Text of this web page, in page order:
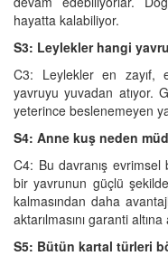
hayatta kalabiliyor.
S3: Leylekler hangi
C3: Leylekler en zayıf,
yavruyu yuvadan atıyor.
yeterince beslenemeyen
S4: Anne kuş neden
C4: Bu davranış evrimsel
bir yavrunun güçlü
kalmasından daha
aktarılmasını garanti altına
S5: Bütün kartal türleri